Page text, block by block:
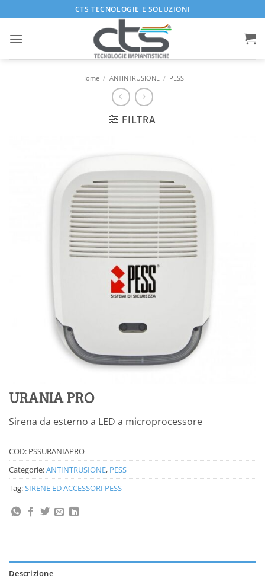
ai
contenuti
CTS TECNOLOGIE E SOLUZIONI
Home / ANTINTRUSIONE / PESS
FILTRA
URANIA PRO
Sirena da esterno a LED a microprocessore
COD: PSSURANIAPRO
Categorie:ANTINTRUSIONE, PESS
Tag:SIRENE ED ACCESSORI PESS
Descrizione